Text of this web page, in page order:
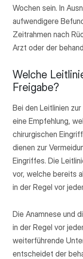
Wochen sein. In
aufwendigere
Zeitrahmen nach
Arzt oder der
Welche
Freigabe?
Bei den Leitlinien
eine Empfehlung,
chirurgischen
dienen zur
Eingriffes. Die
vor, welche bereits
in der Regel vor
Die Anamnese und
in der Regel vor
weiterführende
entscheidet der